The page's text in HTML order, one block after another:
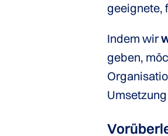
geeignete,
Indem wir
geben,